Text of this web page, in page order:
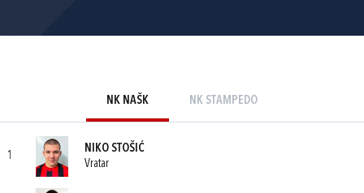
NK NAŠK NK STAMPEDO
1
NIKO STOŠIĆ
Vratar